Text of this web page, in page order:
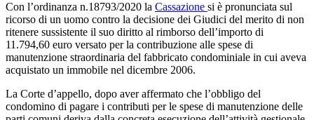
Con l’ordinanza n.18793/2020 la Cassazione si è pronunciata sul
ricorso di un uomo contro la decisione dei Giudici del merito di non
ritenere sussistente il suo diritto al rimborso dell’importo di
11.794,60 euro versato per la contribuzione alle spese di
manutenzione straordinaria del fabbricato condominiale in cui aveva
acquistato un immobile nel dicembre 2006.
La Corte d’appello, dopo aver affermato che l’obbligo del
condomino di pagare i contributi per le spese di manutenzione delle